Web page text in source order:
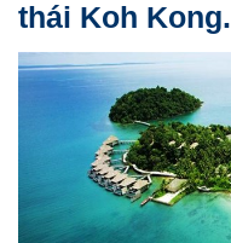
thái Koh Kong.